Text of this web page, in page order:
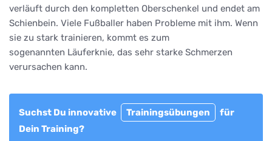
verläuft durch den kompletten Oberschenkel und endet am
Schienbein. Viele Fußballer haben Probleme mit ihm. Wenn
sie zu stark trainieren, kommt es zum
sogenannten Läuferknie, das sehr starke Schmerzen
verursachen kann.
Suchst Du innovative Trainingsübungen
für
Dein Training?